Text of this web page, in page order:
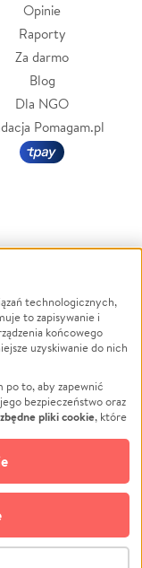
Opinie
Raporty
Za darmo
Blog
Dla NGO
Pomagam.pl
Powódź
Wichura
NGO
Edukacja
Podróż
Impreza
środowiska
Biznes
technologicznych,
to zapisywanie i
końcowego
uzyskiwanie do nich
to, aby zapewnić
bezpieczeństwo oraz
pliki cookie, które
Możesz wyrazić
momencie masz
zgodami cookie”,
Opcjonalne pliki